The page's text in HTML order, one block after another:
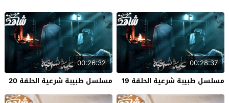
00:28:37
مسلسل طبيبة شرعية الحلقة 19
00:26:32
مسلسل طبيبة شرعية الحلقة 20